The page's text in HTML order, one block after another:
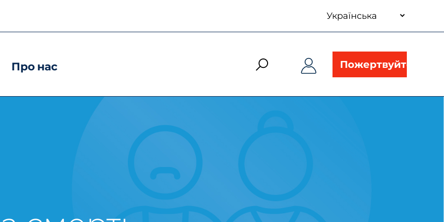
language
Про нас Пожертвуйте